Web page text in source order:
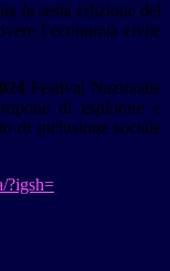
la sesta edizione del
l’economia civile
Festival Nazionale
di esplorare e
di inclusione sociale
?igsh=